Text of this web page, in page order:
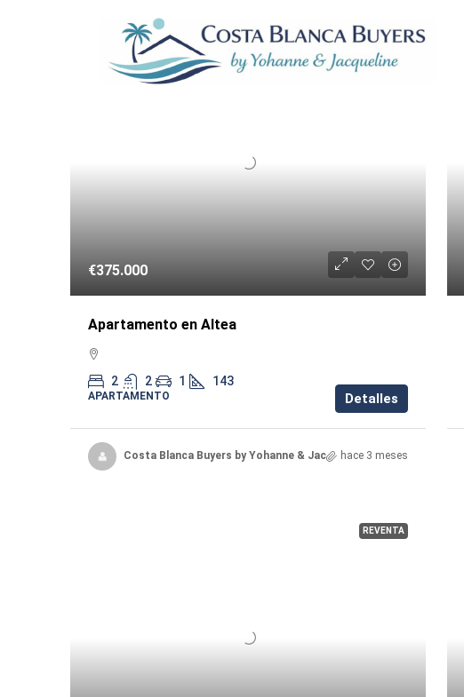
REVENTA
€375.000
Apartamento en Altea
2 2 1 143
APARTAMENTO Detalles
Costa Blanca Buyers by Yohanne & Jacquelinehace 3 meses
REVENTA